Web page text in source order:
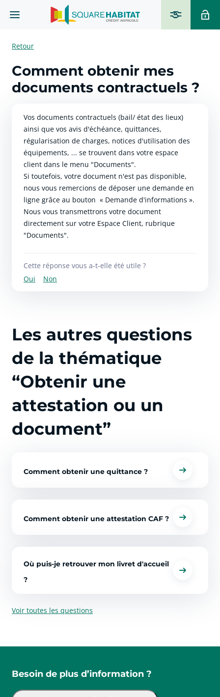
Retour
Comment obtenir mes
documents contractuels ?
Vos documents contractuels (bail/ état des lieux)
ainsi que vos avis d'échéance, quittances,
régularisation de charges, notices d'utilisation des
équipements, ... se trouvent dans votre espace
client dans le menu "Documents".
Si toutefois, votre document n'est pas disponible,
nous vous remercions de déposer une demande en
ligne grâce au bouton « Demande d'informations ».
Nous vous transmettrons votre document
directement sur votre Espace Client, rubrique
"Documents".
Cette réponse vous a-t-elle été utile ?
Oui
Non
Les autres questions
de la thématique
“Obtenir une
attestation ou un
document”
Comment obtenir une quittance ?
Comment obtenir une attestation CAF ?
Où puis-je retrouver mon livret d'accueil
?
Voir toutes les questions
Besoin de plus d’information ?